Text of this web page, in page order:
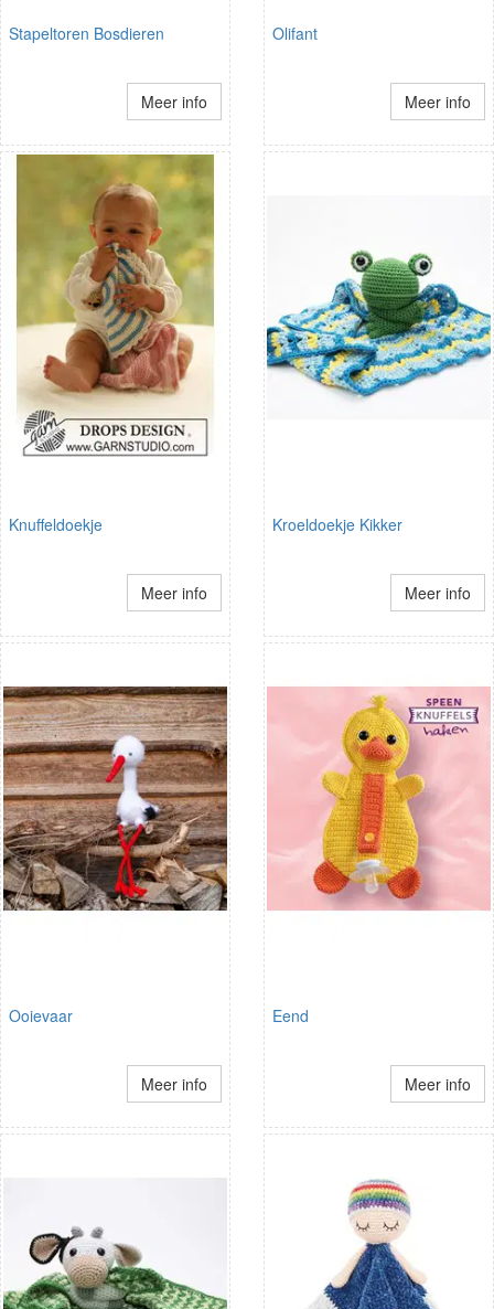
Stapeltoren Bosdieren
Meer info
Olifant
Meer info
Knuffeldoekje
Meer info
Kroeldoekje Kikker
Meer info
Ooievaar
Meer info
Eend
Meer info